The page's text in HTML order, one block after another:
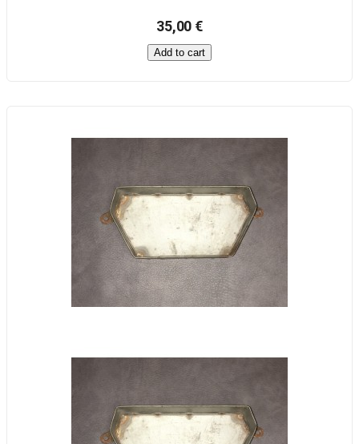
35,00 €
Add to cart